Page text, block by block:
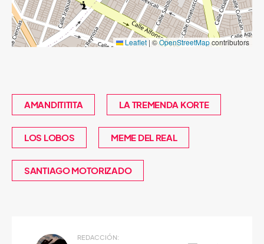
Leaflet| ©OpenStreetMapcontributors
AMANDITITITA LA TREMENDA KORTE
LOS LOBOS MEME DEL REAL
SANTIAGO MOTORIZADO
REDACCIÓN: